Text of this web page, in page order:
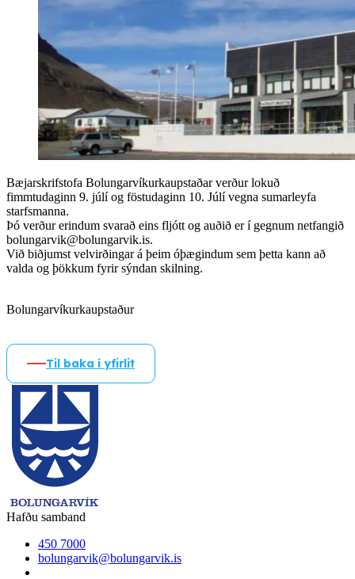
Bæjarskrifstofa Bolungarvíkurkaupstaðar verður lokuð
fimmtudaginn 9. júlí og föstudaginn 10. Júlí vegna sumarleyfa
starfsmanna.
Þó verður erindum svarað eins fljótt og auðið er í gegnum netfangið
bolungarvik@bolungarvik.is.
Við biðjumst velvirðingar á þeim óþægindum sem þetta kann að
valda og þökkum fyrir sýndan skilning.
Bolungarvíkurkaupstaður
Til baka í yfirlit
Hafðu samband
450 7000
bolungarvik@bolungarvik.is